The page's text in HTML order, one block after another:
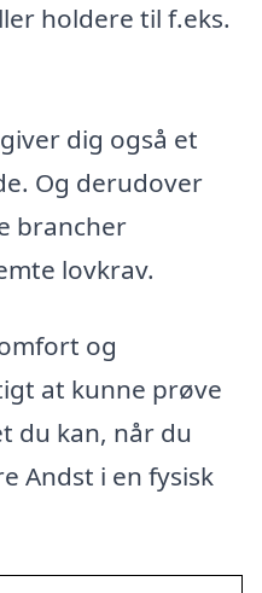
holdere til f.eks.
dig også et
Og derudover
brancher
lovkrav.
og
at kunne prøve
du kan, når du
Andst i en fysisk